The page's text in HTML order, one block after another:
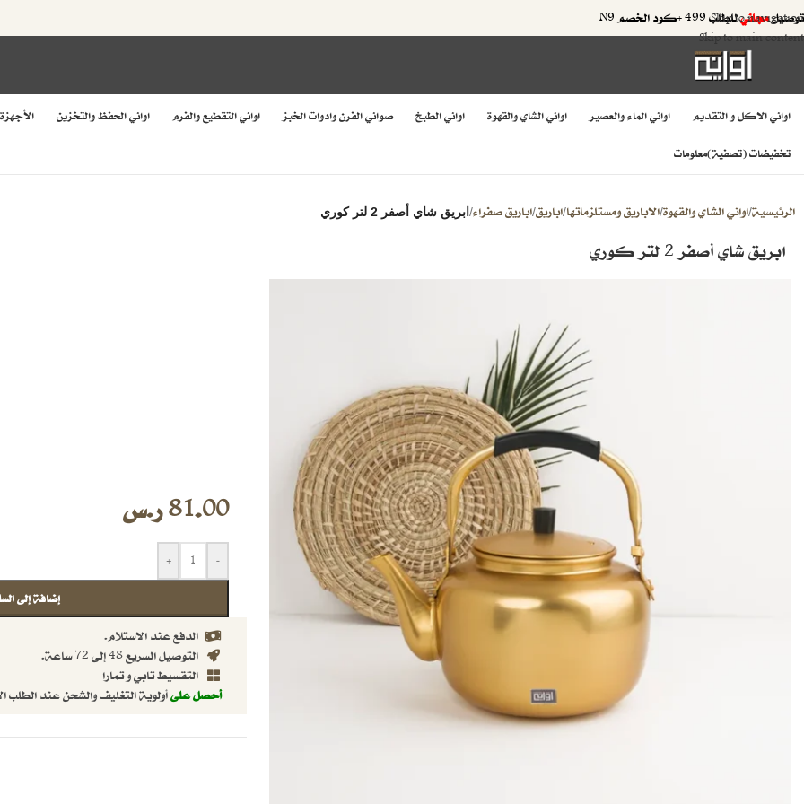
Skip to navigation
Skip to main content
توصيلمجانيللطلب 499 +كود الخصم N9
اواني الاكل و التقديم اواني الماء والعصير اواني الشاي والقهوة اواني الطبخ صواني الفرن وادوات الخبز اواني التقطيع والفرم اواني الحفظ والتخزين
تخفيضات (تصفية)معلومات
الرئيسية/اواني الشاي والقهوة/الاباريق ومستلزماتها/اباريق/اباريق صفراء/ ابريق شاي أصفر 2 لتر كوري
ابريق شاي أصفر 2 لتر كوري
81.00ر.س
-
+
إضافة إلى
الدفع عند الاستلام.
التوصيل السريع 48 إلى 72 ساعة.
التقسيط تابي و تمارا
أحصل علىأولوية التغليف والشحن عند الطلب